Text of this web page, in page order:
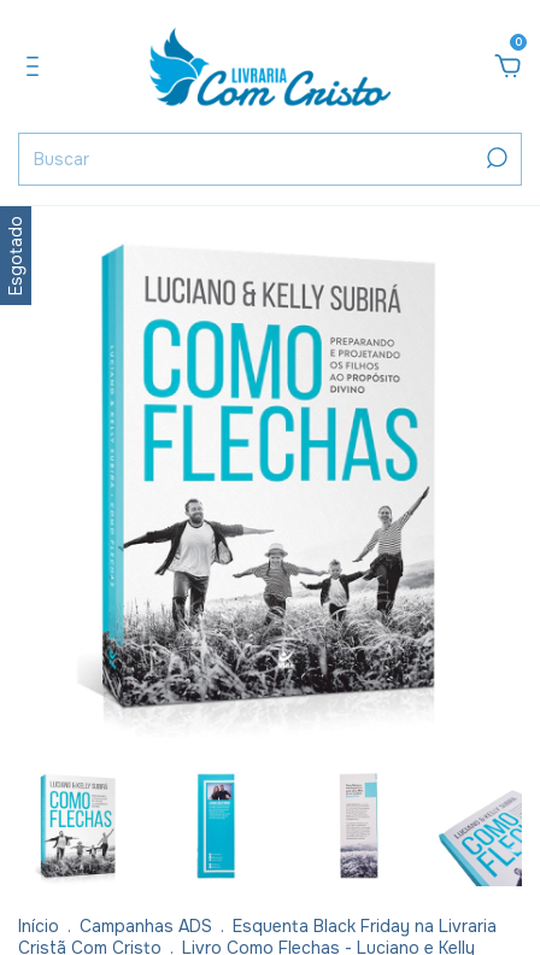
0
Esgotado
Início . Campanhas ADS . Esquenta Black Friday na Livraria
Cristã Com Cristo . Livro Como Flechas - Luciano e Kelly